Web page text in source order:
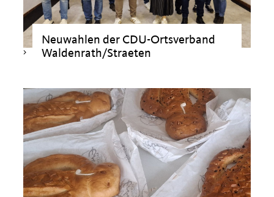
Neuwahlen der CDU-Ortsverband
Waldenrath/Straeten
>